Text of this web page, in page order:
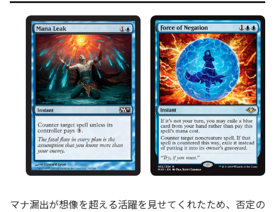
マナ漏出が想像を超える活躍を見せてくれたため、否定の